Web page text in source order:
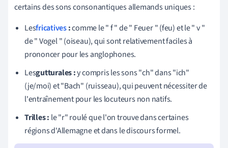
certains des sons consonantiques allemands uniques :
Lesfricatives:comme le " f " de " Feuer " (feu) et le " v "
de " Vogel " (oiseau), qui sont relativement faciles à
prononcer pour les anglophones.
Lesgutturales :y compris les sons "ch" dans "ich"
(je/moi) et "Bach" (ruisseau), qui peuvent nécessiter de
l'entraînement pour les locuteurs non natifs.
Trilles : le "r" roulé que l'on trouve dans certaines
régions d'Allemagne et dans le discours formel.